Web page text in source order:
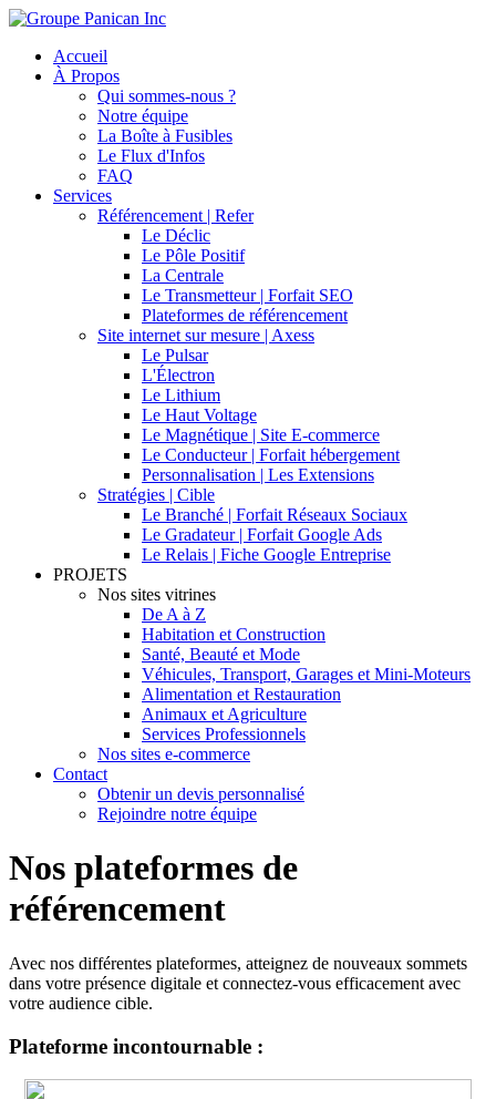
Accueil
À Propos
Qui sommes-nous ?
Notre équipe
La Boîte à Fusibles
Le Flux d'Infos
FAQ
Services
Référencement | Refer
Le Déclic
Le Pôle Positif
La Centrale
Le Transmetteur | Forfait SEO
Plateformes de référencement
Site internet sur mesure | Axess
Le Pulsar
L'Électron
Le Lithium
Le Haut Voltage
Le Magnétique | Site E-commerce
Le Conducteur | Forfait hébergement
Personnalisation | Les Extensions
Stratégies | Cible
Le Branché | Forfait Réseaux Sociaux
Le Gradateur | Forfait Google Ads
Le Relais | Fiche Google Entreprise
PROJETS
Nos sites vitrines
De A à Z
Habitation et Construction
Santé, Beauté et Mode
Véhicules, Transport, Garages et Mini-Moteurs
Alimentation et Restauration
Animaux et Agriculture
Services Professionnels
Nos sites e-commerce
Contact
Obtenir un devis personnalisé
Rejoindre notre équipe
Nos plateformes de
référencement
Avec nos différentes plateformes, atteignez de nouveaux sommets
dans votre présence digitale et connectez-vous efficacement avec
votre audience cible.
Plateforme incontournable :